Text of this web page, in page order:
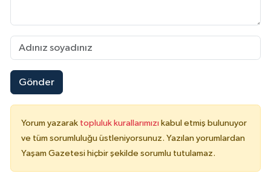
Gönder
Yorum yazarak topluluk kurallarımızı kabul etmiş bulunuyor
ve tüm sorumluluğu üstleniyorsunuz. Yazılan yorumlardan
Yaşam Gazetesi hiçbir şekilde sorumlu tutulamaz.